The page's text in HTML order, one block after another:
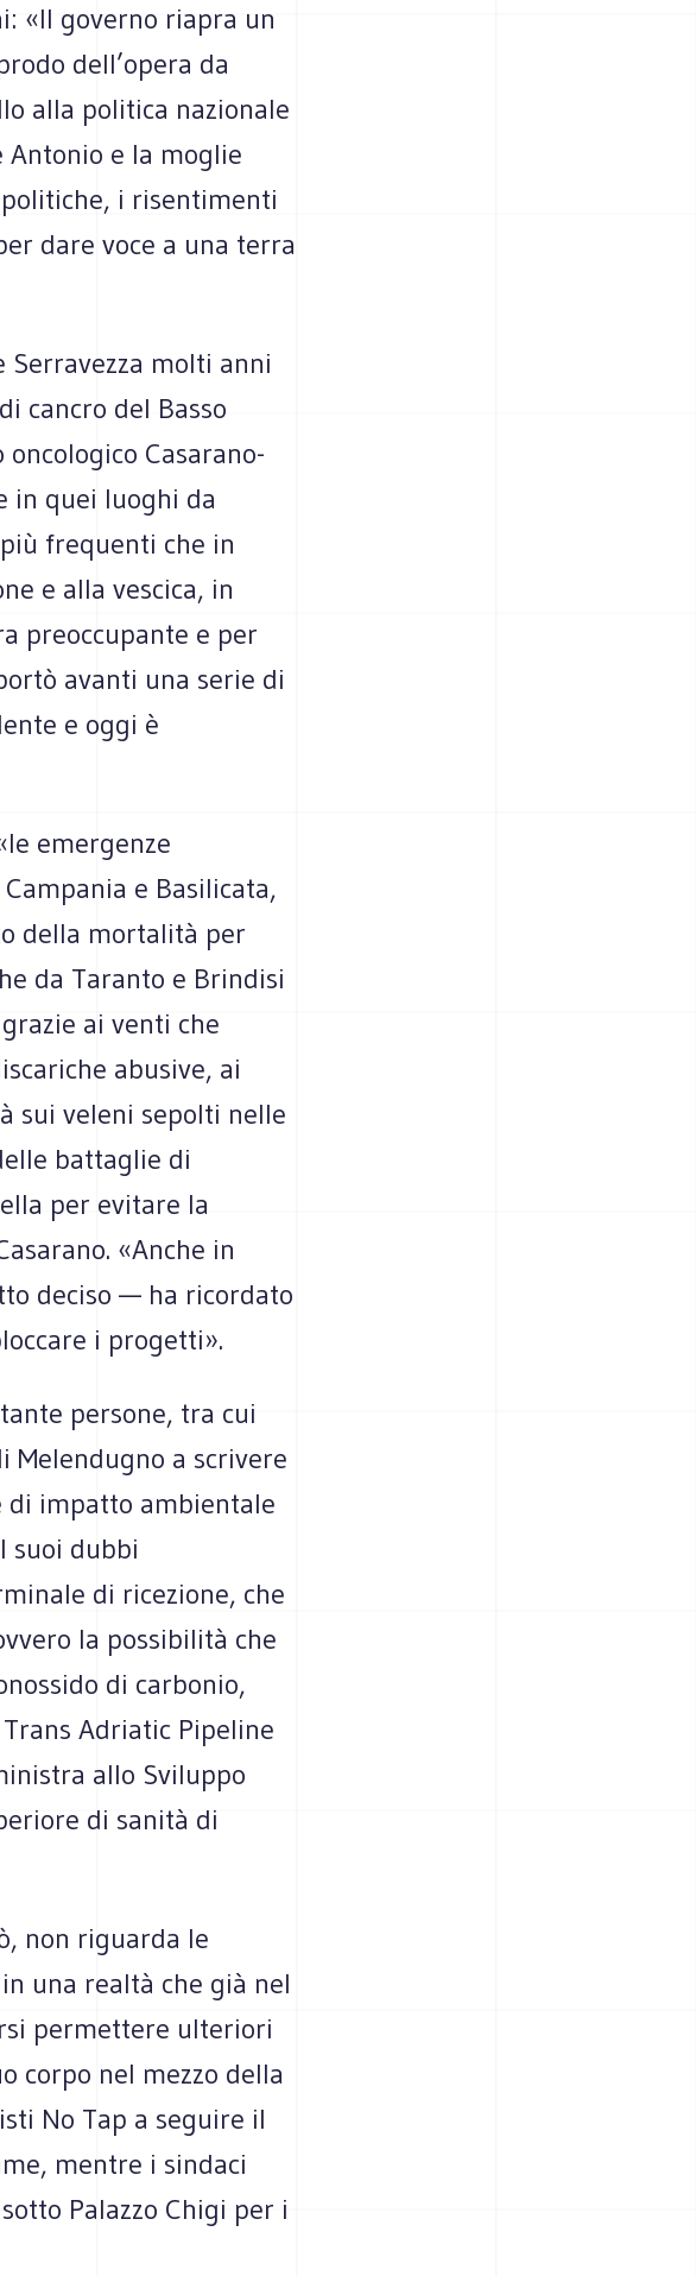
«Il governo riapra un
dell’opera da
alla politica nazionale
e la moglie
i risentimenti
dare voce a una terra
Serravezza molti anni
cancro del Basso
Casarano-
in quei luoghi da
frequenti che in
e alla vescica, in
preoccupante e per
avanti una serie di
e oggi è
emergenze
e Basilicata,
della mortalità per
da Taranto e Brindisi
ai venti che
abusive, ai
sui veleni sepolti nelle
battaglie di
per evitare la
«Anche in
deciso — ha ricordato
i progetti».
persone, tra cui
Melendugno a scrivere
di impatto ambientale
suoi dubbi
di ricezione, che
la possibilità che
di carbonio,
Adriatic Pipeline
allo Sviluppo
di sanità di
non riguarda le
una realtà che già nel
permettere ulteriori
corpo nel mezzo della
No Tap a seguire il
mentre i sindaci
Palazzo Chigi per i